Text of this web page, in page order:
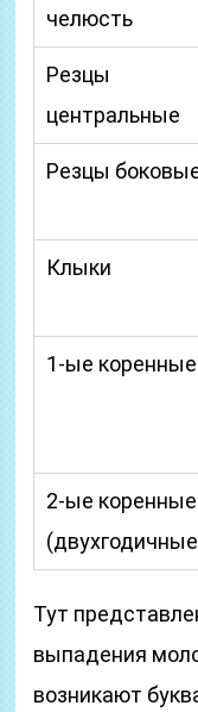
челюсть
Резцы
центральные
Резцы
Клыки
1-ые коренные
2-ые коренные
Тут
выпадения
возникают